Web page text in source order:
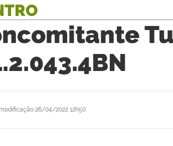
26/04/2022 12h50